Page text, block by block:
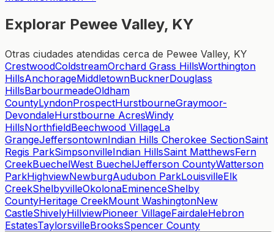
Explorar Pewee Valley, KY
Otras ciudades atendidas cerca de Pewee Valley, KY
CrestwoodColdstreamOrchard Grass HillsWorthington
HillsAnchorageMiddletownBucknerDouglass
HillsBarbourmeadeOldham
CountyLyndonProspectHurstbourneGraymoor-
DevondaleHurstbourne AcresWindy
HillsNorthfieldBeechwood VillageLa
GrangeJeffersontownIndian Hills Cherokee SectionSaint
Regis ParkSimpsonvilleIndian HillsSaint MatthewsFern
CreekBuechelWest BuechelJefferson CountyWatterson
ParkHighviewNewburgAudubon ParkLouisvilleElk
CreekShelbyvilleOkolonaEminenceShelby
CountyHeritage CreekMount WashingtonNew
CastleShivelyHillviewPioneer VillageFairdaleHebron
EstatesTaylorsvilleBrooksSpencer County